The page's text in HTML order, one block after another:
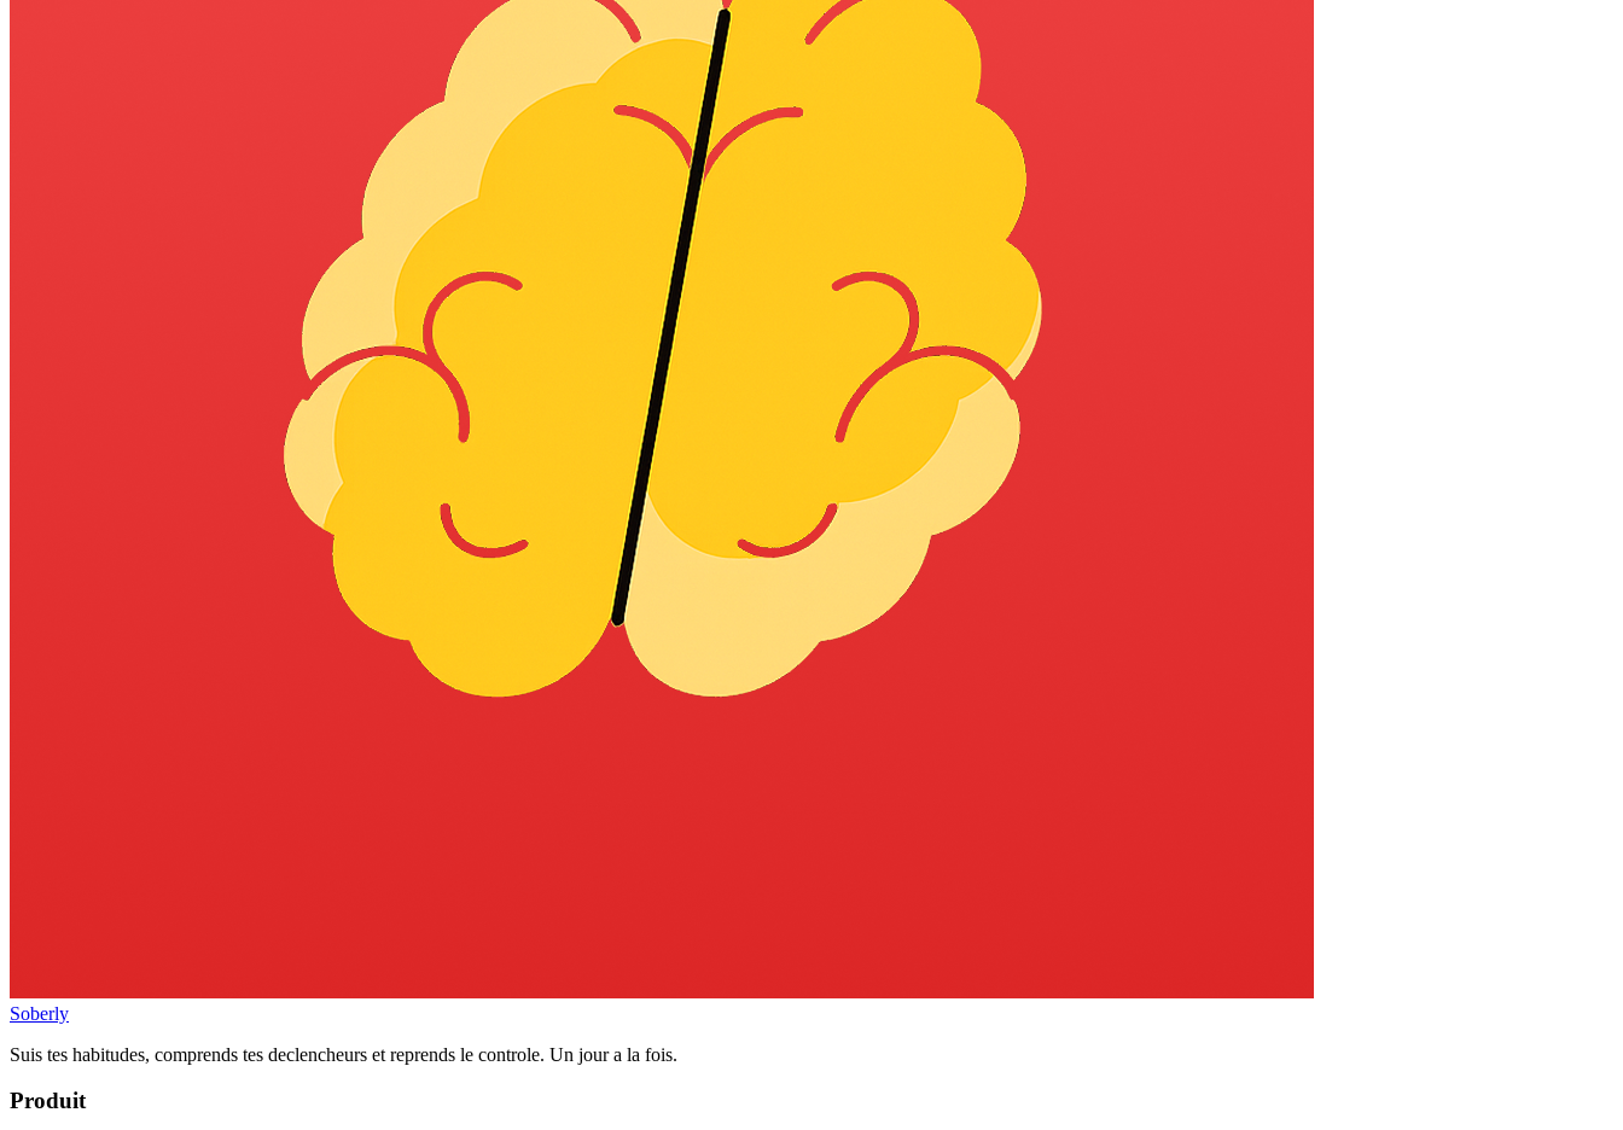
Soberly
Suis tes habitudes, comprends tes declencheurs et reprends le controle. Un jour a la fois.
Produit